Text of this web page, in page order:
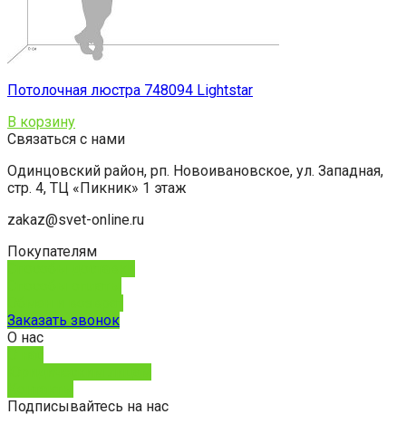
Потолочная люстра 748094 Lightstar
В корзину
Связаться с нами
Одинцовский район, рп. Новоивановское, ул. Западная,
стр. 4, ТЦ «Пикник» 1 этаж
zakaz@svet-online.ru
Покупателям
Заказать звонок
О нас
Подписывайтесь на нас